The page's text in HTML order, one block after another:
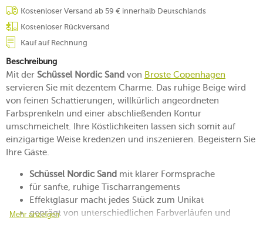
Kostenloser Versand ab 59 € innerhalb Deutschlands
Kostenloser Rückversand
Kauf auf Rechnung
Beschreibung
Mit der Schüssel Nordic Sand von Broste Copenhagen
servieren Sie mit dezentem Charme. Das ruhige Beige wird
von feinen Schattierungen, willkürlich angeordneten
Farbsprenkeln und einer abschließenden Kontur
umschmeichelt. Ihre Köstlichkeiten lassen sich somit auf
einzigartige Weise kredenzen und inszenieren. Begeistern Sie
Ihre Gäste.
Schüssel Nordic Sand mit klarer Formsprache
für sanfte, ruhige Tischarrangements
Effektglasur macht jedes Stück zum Unikat
geprägt von unterschiedlichen Farbverläufen und
Mehr anzeigen